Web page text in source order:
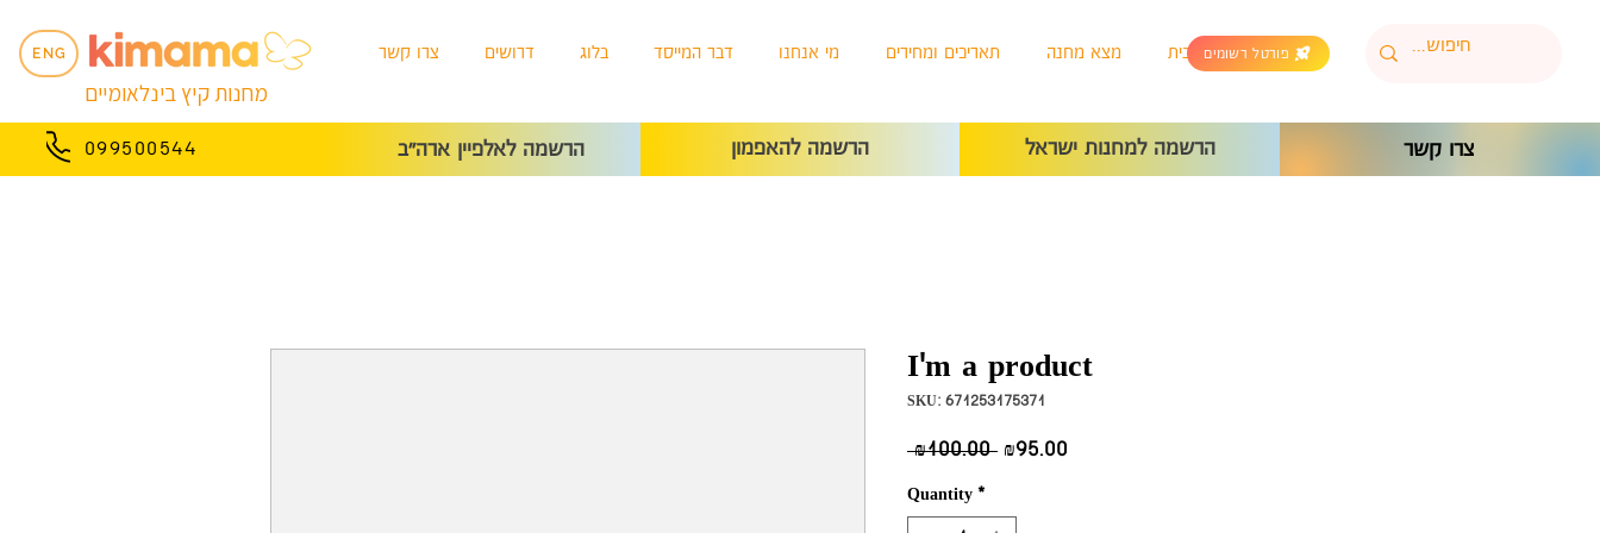
ENG
מחנות קיץ בינלאומיים
בית מצא מחנה תאריכים ומחירים מי אנחנו דבר המייסד בלוג דרושים צרו קשר פורטל רשומים
099500544 הרשמה לאלפיין ארה״ב הרשמה להאפמון הרשמה למחנות ישראל צרו קשר
I'm a product
SKU: 671253175371
₪100.00 Regular
₪95.00
Quantity *